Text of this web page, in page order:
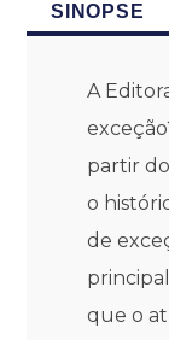
SINOPSE
A
partir
o
de
que o